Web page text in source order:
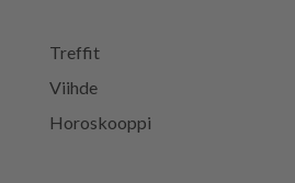
Treffit
Viihde
Horoskooppi